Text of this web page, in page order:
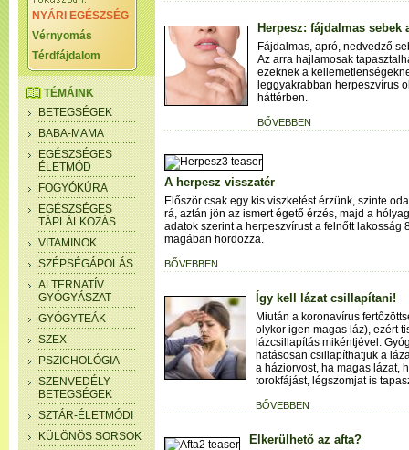
NYÁRI EGÉSZSÉG
Vérnyomás
Térdfájdalom
TÉMÁINK
BETEGSÉGEK
BABA-MAMA
EGÉSZSÉGES
ÉLETMÓD
FOGYÓKÚRA
EGÉSZSÉGES
TÁPLÁLKOZÁS
VITAMINOK
SZÉPSÉGÁPOLÁS
ALTERNATÍV
GYÓGYÁSZAT
GYÓGYTEÁK
SZEX
PSZICHOLÓGIA
SZENVEDÉLY-
BETEGSÉGEK
SZTÁR-ÉLETMÓDI
KÜLÖNÖS SORSOK
Herpesz: fájdalmas sebek
Fájdalmas, apró, nedvedző
Az arra hajlamosak
ezeknek a
leggyakrabban herpeszvírus
háttérben.
BŐVEBBEN
A herpesz visszatér
Először csak egy kis viszketést érzünk, szinte
rá, aztán jön az ismert égető érzés, majd a
adatok szerint a herpeszvírust a felnőtt lakosság
magában hordozza.
BŐVEBBEN
Így kell lázat csillapítani!
Miután a koronavírus
olykor igen magas láz), ezért
lázcsillapítás mikéntjével.
hatásosan csillapíthatjuk a
a háziorvost, ha magas lázat,
torokfájást, légszomjat is
BŐVEBBEN
Elkerülhető az afta?